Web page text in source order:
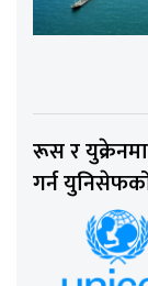
रूस र
गर्न